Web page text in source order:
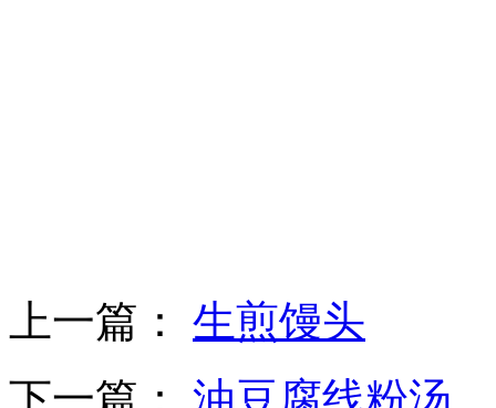
上一篇： 生煎馒头